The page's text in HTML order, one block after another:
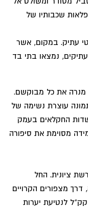
שכבותיו של
עתיק. במקום, אשר
נמצאו בתי בד
מנרה את כל מבוקשם.
עוצרת נשימה של
שדות החקלאים בעמק
מסוימת את סיפורה
ציונית. החל
מצפורים הקרויים
לנטיעת יערות